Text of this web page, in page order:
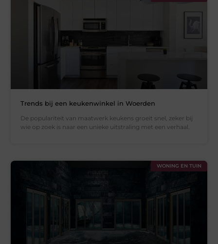
Trends bij een keukenwinkel in Woerden
De populariteit van maatwerk keukens groeit snel, zeker bij
wie op zoek is naar een unieke uitstraling met een verhaal.
WONING EN TUIN